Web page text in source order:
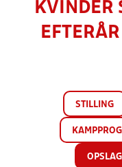
KVINDER
STILLING